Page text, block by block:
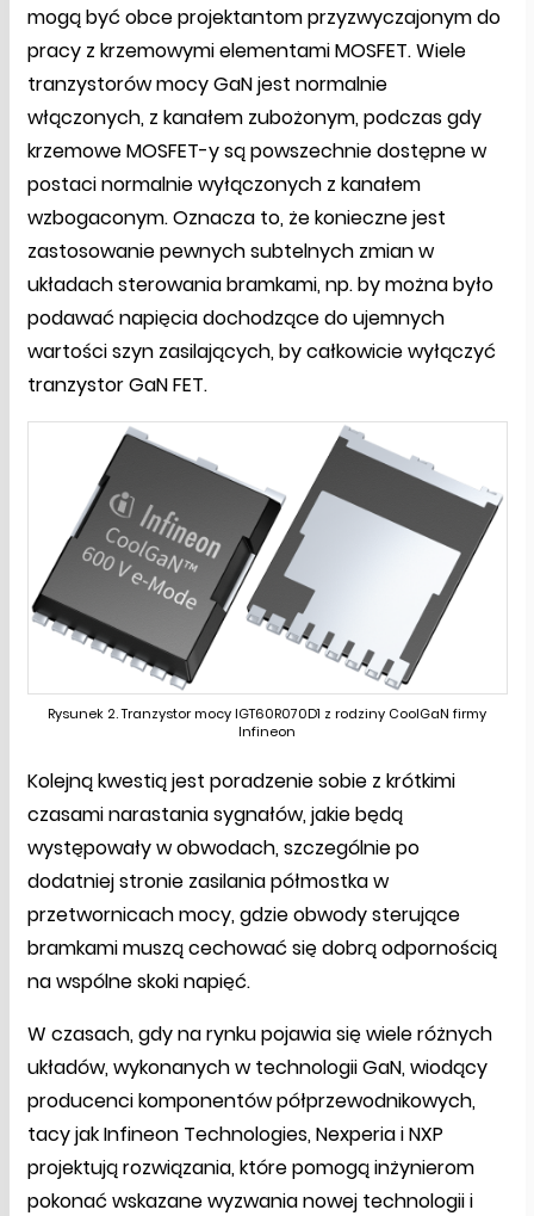
mogą być obce projektantom przyzwyczajonym do
pracy z krzemowymi elementami MOSFET. Wiele
tranzystorów mocy GaN jest normalnie
włączonych, z kanałem zubożonym, podczas gdy
krzemowe MOSFET-y są powszechnie dostępne w
postaci normalnie wyłączonych z kanałem
wzbogaconym. Oznacza to, że konieczne jest
zastosowanie pewnych subtelnych zmian w
układach sterowania bramkami, np. by można było
podawać napięcia dochodzące do ujemnych
wartości szyn zasilających, by całkowicie wyłączyć
tranzystor GaN FET.
Rysunek 2. Tranzystor mocy IGT60R070D1 z rodziny CoolGaN firmy
Infineon
Kolejną kwestią jest poradzenie sobie z krótkimi
czasami narastania sygnałów, jakie będą
występowały w obwodach, szczególnie po
dodatniej stronie zasilania półmostka w
przetwornicach mocy, gdzie obwody sterujące
bramkami muszą cechować się dobrą odpornością
na wspólne skoki napięć.
W czasach, gdy na rynku pojawia się wiele różnych
układów, wykonanych w technologii GaN, wiodący
producenci komponentów półprzewodnikowych,
tacy jak Infineon Technologies, Nexperia i NXP
projektują rozwiązania, które pomogą inżynierom
pokonać wskazane wyzwania nowej technologii i